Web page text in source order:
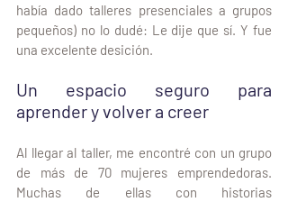
había dado talleres presenciales a grupos
pequeños) no lo dudé: Le dije que sí. Y fue
una excelente desición.
Un espacio seguro para
aprender y volver a creer
Al llegar al taller, me encontré con un grupo
de más de 70 mujeres emprendedoras.
Muchas de ellas con historias